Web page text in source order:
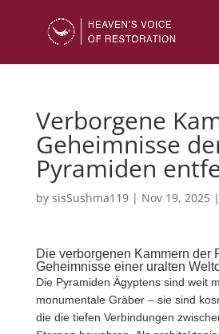
Verborgene
Geheimnisse
Pyramiden
by sisSushma119| Nov 19, 2025|
Die verborgenen Kammern der
Geheimnisse einer uralten
Die Pyramiden Ägyptens sind weit
monumentale Gräber – sie sind
die die tiefen Verbindungen